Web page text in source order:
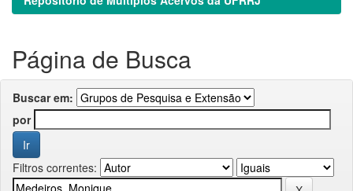
Página de Busca
Buscar em:
por
Filtros correntes: